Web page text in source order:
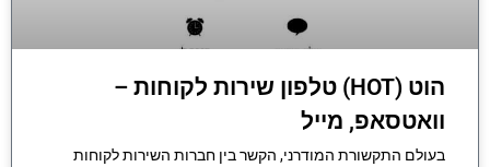
הוט (HOT) טלפון שירות לקוחות –
וואטסאפ, מייל
בעולם התקשורת המודרני, הקשר בין חברות השירות לקוחות